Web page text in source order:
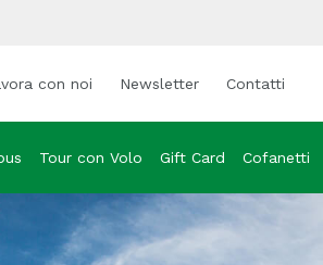
con noi Newsletter Contatti
Tour con Volo Gift Card Cofanetti